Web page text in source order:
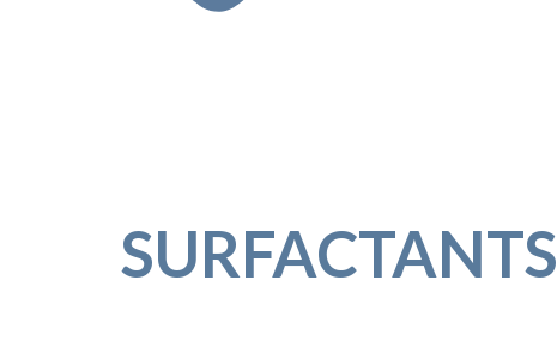
SURFACTANTS